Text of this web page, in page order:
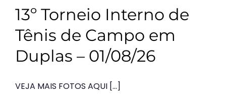
Obras
Contato
13º Torneio Interno de
Tênis de Campo em
Duplas – 01/08/26
VEJA MAIS FOTOS AQUI [...]